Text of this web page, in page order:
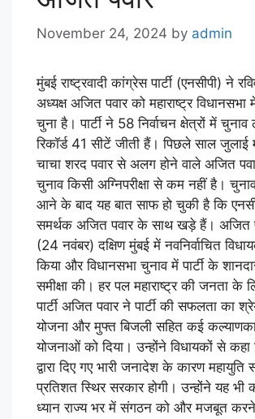
November 24, 2024 by admin
मुंबई राष्ट्रवादी कांग्रेस पार्टी (एनसीपी) ने
अध्यक्ष अजित पवार को महाराष्ट्र विधानसभा
चुना है। पार्टी ने 58 निर्वाचन क्षेत्रों में
रिकॉर्ड 41 सीटें जीती हैं। पिछले साल
चाचा शरद पवार से अलग होने वाले अजित
चुनाव किसी अग्निपरीक्षा से कम नहीं है।
आने के बाद यह बात साफ हो चुकी है कि
समर्थक अजित पवार के साथ खड़े हैं। अजित
(24 नवंबर) दक्षिण मुंबई में नवनिर्वाचित
किया और विधानसभा चुनाव में पार्टी के
समीक्षा की। हर पल महाराष्ट्र की जनता के
पार्टी अजित पवार ने पार्टी की सफलता का
योजना और मुफ्त बिजली सहित कई
योजनाओं को दिया। उन्होंने विधायकों से
द्वारा दिए गए भारी जनादेश के कारण
प्रतिशत स्थिर सरकार होगी। उन्होंने यह भी
ध्यान राज्य भर में संगठन को और मजबूत